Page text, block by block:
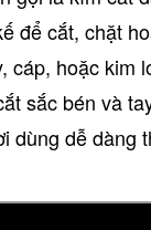
để cắt, chặt
cáp, hoặc kim
sắc bén và
dùng dễ dàng